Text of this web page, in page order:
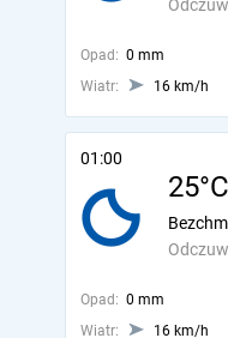
Opad: 0 mm
Wiatr:
16 km/h
01:00
25°C
Opad: 0 mm
Wiatr:
16 km/h